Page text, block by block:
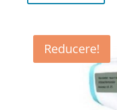
Reducere!